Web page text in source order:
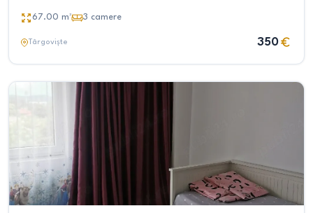
67.00 m² 3 camere
Târgoviște 350